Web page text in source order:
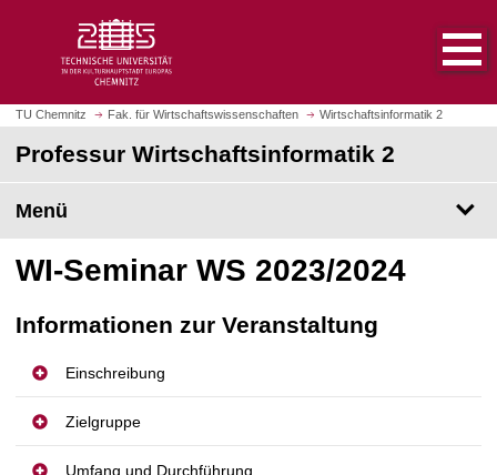
z
m
t
e
i
t
u
r
f
e
n
TU Chemnitz Fak. für Wirtschaftswissenschaften Wirtschaftsinformatik 2
Professur Wirtschaftsinformatik 2
Menü
WI-Seminar WS 2023/2024
Informationen zur Veranstaltung
Einschreibung
Zielgruppe
Umfang und Durchführung